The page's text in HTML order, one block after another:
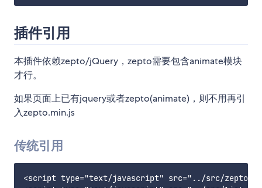
插件引用
本插件依赖zepto/jQuery，zepto需要包含animate模块
才行。
如果页面上已有jquery或者zepto(animate)，则不用再引
入zepto.min.js
传统引用
<script type="text/javascript" src="../src/